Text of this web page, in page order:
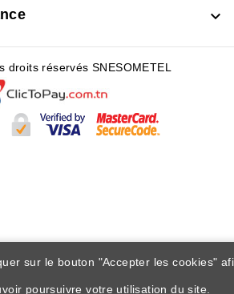

sur le bouton "Accepter les cookies"
poursuivre votre utilisation du site.
droits réservés SNESOMETEL